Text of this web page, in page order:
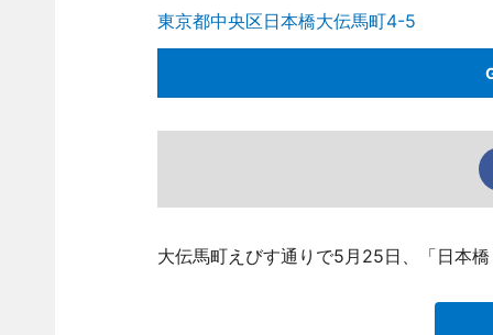
東京都中央区日本橋大伝馬町4-5
大伝馬町えびす通りで5月25日、「日本